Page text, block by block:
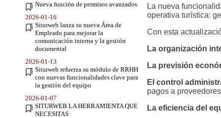
Nueva función de permisos avanzados
2026-01-16
Siturweb lanza su nueva Área de
Empleado para mejorar la
comunicación interna y la gestión
documental
2026-01-13
Siturweb refuerza su módulo de RRHH
con nuevas funcionalidades clave para
la gestión del equipo
2026-01-07
SITURWEB LA HERRAMIENTA QUE
NECESITAS
La nueva
operativa turística:
Con esta
La organización
La previsión
El control
pagos a
La eficiencia del